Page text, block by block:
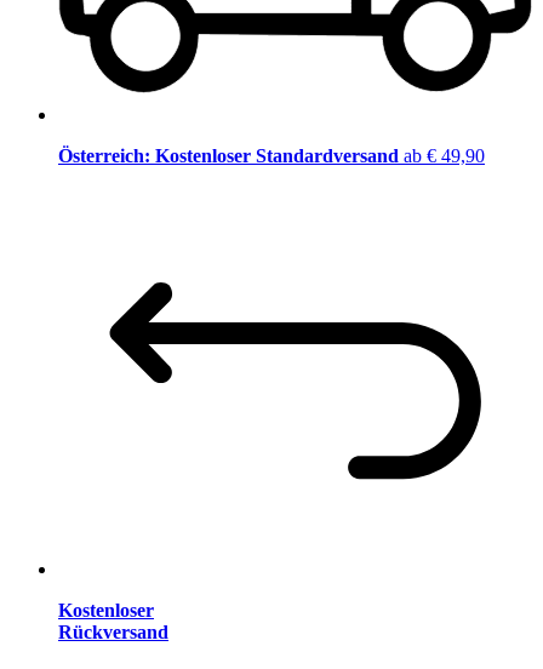
Österreich: Kostenloser Standardversand ab € 49,90
Kostenloser
Rückversand